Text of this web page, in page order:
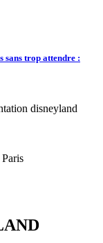
sans trop attendre :